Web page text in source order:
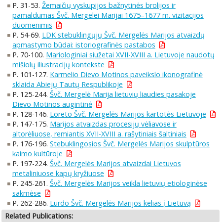
P. 31-53. Žemaičių vyskupijos bažnytinės brolijos ir
pamaldumas Švč. Mergelei Marijai 1675–1677 m. vizitacijos
duomenimis
P. 54-69. LDK stebuklingųjų Švč. Mergelės Marijos atvaizdų
apmąstymo būdai: istoriografinės pastabos
P. 70-100. Mariologiniai siužetai XVII-XVIII a. Lietuvoje naudotų
mišiolų iliustracijų kontekste
P. 101-127. Karmelio Dievo Motinos paveikslo ikonografinė
sklaida Abiejų Tautų Respublikoje
P. 125-244. Švč. Mergelė Marija lietuvių liaudies pasakoje
Dievo Motinos augintinė
P. 128-146. Loreto Švč. Mergelės Marijos kartotės Lietuvoje
P. 147-175. Marijos atvaizdas procesijų vėliavose ir
altorėliuose, remiantis XVII-XVIII a. rašytiniais šaltiniais
P. 176-196. Stebuklingosios Švč. Mergelės Marijos skulptūros
kaimo kultūroje
P. 197-224. Švč. Mergelės Marijos atvaizdai Lietuvos
metaliniuose kapų kryžiuose
P. 245-261. Švč. Mergelės Marijos veikla lietuvių etiologinėse
sakmėse
P. 262-286. Lurdo Švč. Mergelės Marijos kelias į Lietuvą
Related Publications: